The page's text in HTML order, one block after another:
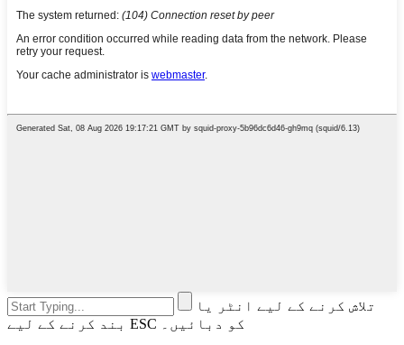
تلاش کرنے کے لیے انٹر یا
بند کرنے کے لیے ESC کو دبائیں۔